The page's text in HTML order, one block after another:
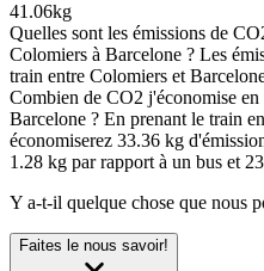
41.06kg
Quelles sont les émissions de
Colomiers à Barcelone ? Les
train entre Colomiers et
Combien de CO2 j'économise
Barcelone ? En prenant le train
économiserez 33.36 kg
1.28 kg par rapport à un bus et
Y a-t-il quelque chose que nous
Faites le nous savoir!